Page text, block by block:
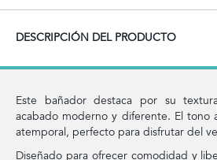
DESCRIPCIÓN DEL PRODUCTO
Este bañador destaca por su
acabado moderno y diferente. El tono
atemporal, perfecto para disfrutar del
Diseñado para ofrecer comodidad y